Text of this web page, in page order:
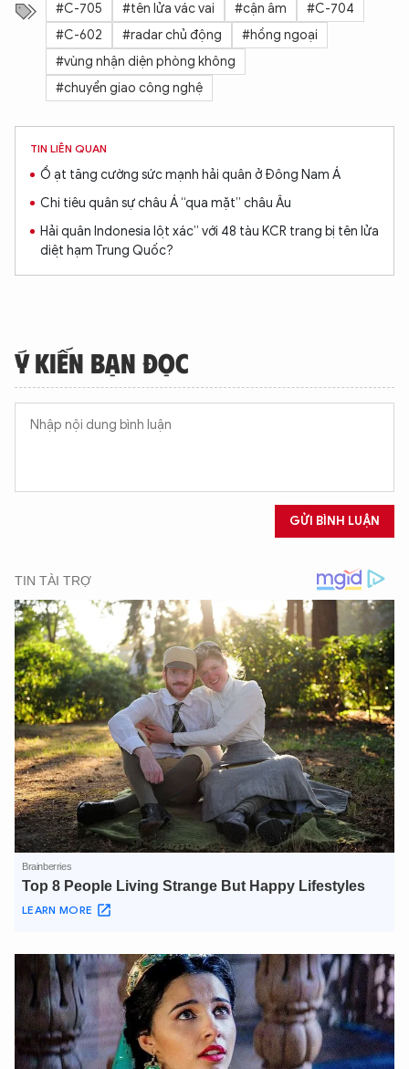
#C-705 #tên lửa vác vai #cận âm
#C-704
#C-602
#radar chủ động
#hồng ngoại
#vùng nhận diện phòng không
#chuyển giao công nghệ
TIN LIÊN QUAN
Ồ ạt tăng cường sức mạnh hải quân ở Đông Nam Á
Chi tiêu quân sự châu Á “qua mặt” châu Âu
Hải quân Indonesia lột xác” với 48 tàu KCR trang bị tên lửa
diệt hạm Trung Quốc?
Ý KIẾN BẠN ĐỌC
GỬI BÌNH LUẬN
XIN CHÀO,